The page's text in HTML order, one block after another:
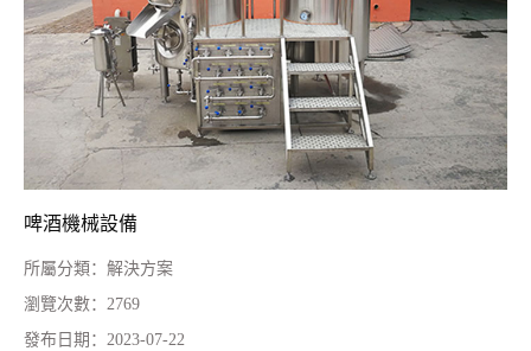
啤酒機械設備
所屬分類： 解決方案
瀏覽次數： 2769
發布日期： 2023-07-22